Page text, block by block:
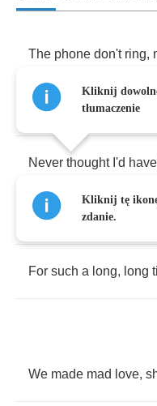
The phone don't ring,
And the sun refused
Never thought I'd have
For what was already
For such a long, long
We made mad love,
Kliknij
tłumaczenie
Kliknij tę
zdanie.